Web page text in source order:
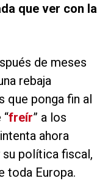
que ver con la
de meses
rebaja
que ponga fin al
freír” a los
ahora
su política fiscal,
toda Europa.